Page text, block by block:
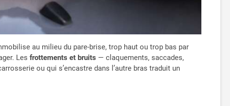
au milieu du pare-brise, trop haut ou trop bas par
Lesfrottements et bruits — claquements, saccades,
ou qui s’encastre dans l’autre bras traduit un